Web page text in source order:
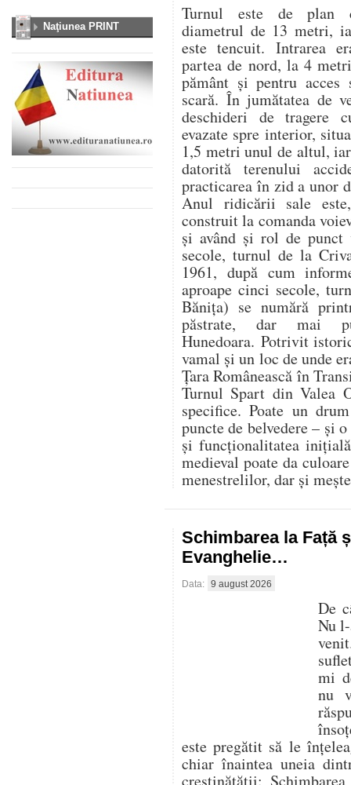
Naţiunea PRINT
Turnul este de plan
diametrul de 13 metri,
este tencuit. Intrarea
partea de nord, la 4
pământ şi pentru acces
scară. În jumătatea de
deschideri de tragere
evazate spre interior,
1,5 metri unul de altul,
datorită terenului
practicarea în zid a unor
Anul ridicării sale
construit la comanda
şi având şi rol de punct
secole, turnul de la
1961, după cum
aproape cinci secole,
Băniţa) se numără
păstrate, dar mai
Hunedoara. Potrivit
vamal şi un loc de unde
Ţara Românească în
Turnul Spart din Valea
specifice. Poate un
puncte de belvedere – și
și funcționalitatea
medieval poate da
menestrelilor, dar și
Schimbarea la Față
Evanghelie…
Data: 9 august 2026
De
Nu
mi
nu
este pregătit să le
chiar înaintea uneia
creștinătății: